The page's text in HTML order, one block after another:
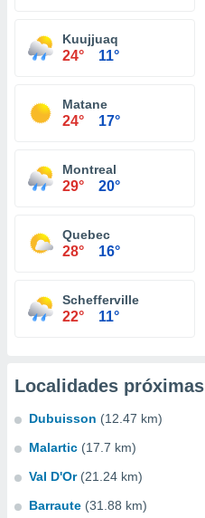
Kuujjuaq
24° 11°
Matane
24° 17°
Montreal
29° 20°
Quebec
28° 16°
Schefferville
22° 11°
Localidades próximas
Dubuisson (12.47 km)
Malartic (17.7 km)
Val D'Or (21.24 km)
Barraute (31.88 km)